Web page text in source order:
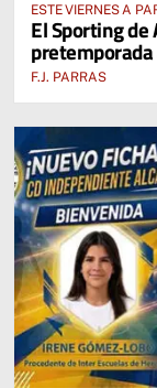
ESTE VIERNES A
“MANUEL
El Sporting
F.J. PARRAS